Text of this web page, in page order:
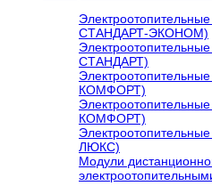
СТАНДАРТ-ЭКОНОМ)
СТАНДАРТ)
КОМФОРТ)
КОМФОРТ)
ЛЮКС)
Модули